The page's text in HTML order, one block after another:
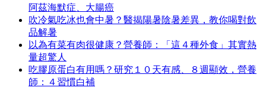
阿茲海默症、大腸癌
吹冷氣吃冰也會中暑？醫揭陽暑陰暑差異，教你喝對飲
品解暑
以為有菜有肉很健康？營養師：「這４種外食」其實熱
量超驚人
吃膠原蛋白有用嗎？研究１０天有感、８週顯效，營養
師：４習慣白補